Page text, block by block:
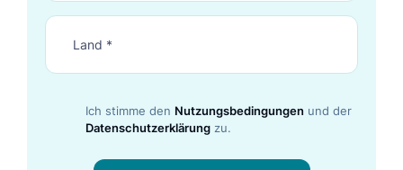
Ich stimme den Nutzungsbedingungen und der
Datenschutzerklärung zu.